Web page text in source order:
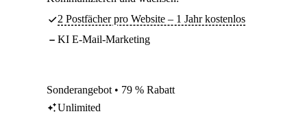
2 Postfächer pro Website – 1 Jahr kostenlos
KI E-Mail-Marketing
Sonderangebot • 79 % Rabatt
Unlimited